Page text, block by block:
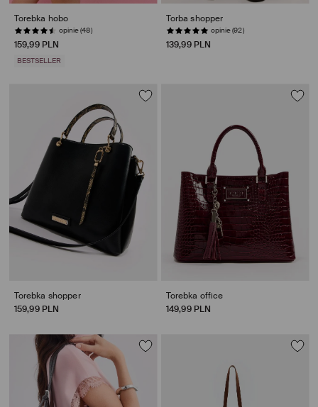
Torebka hobo
opinie (48)
159,99 PLN
BESTSELLER
Torba shopper
opinie (92)
139,99 PLN
Torebka shopper
159,99 PLN
Torebka office
149,99 PLN